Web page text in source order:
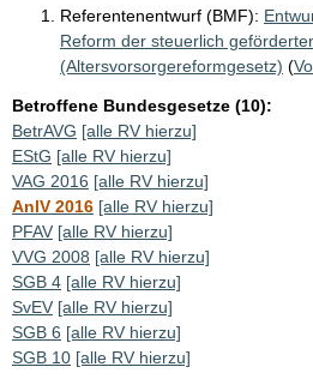
Referentenentwurf (BMF):
Reform der steuerlich
(Altersvorsorgereformgesetz) (
Betroffene Bundesgesetze (10):
BetrAVG [alle RV hierzu]
EStG [alle RV hierzu]
VAG 2016 [alle RV hierzu]
AnlV 2016 [alle RV hierzu]
PFAV [alle RV hierzu]
VVG 2008 [alle RV hierzu]
SGB 4 [alle RV hierzu]
SvEV [alle RV hierzu]
SGB 6 [alle RV hierzu]
SGB 10 [alle RV hierzu]